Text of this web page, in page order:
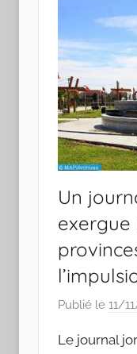
Un
Publié le 11/
Le journal